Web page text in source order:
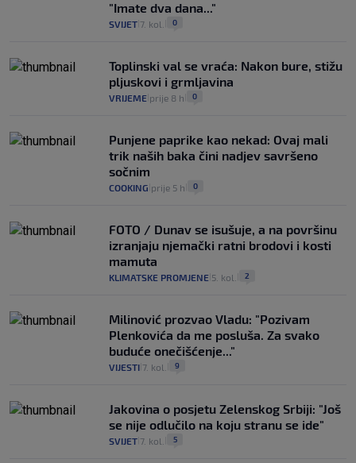
"Imate dva dana..."
SVIJET 7. kol. 0
Toplinski val se vraća: Nakon bure, stižu
pljuskovi i grmljavina
VRIJEME prije 8 h 0
Punjene paprike kao nekad: Ovaj mali
trik naših baka čini nadjev savršeno
sočnim
COOKING prije 5 h 0
FOTO / Dunav se isušuje, a na površinu
izranjaju njemački ratni brodovi i kosti
mamuta
KLIMATSKE PROMJENE 5. kol. 2
Milinović prozvao Vladu: "Pozivam
Plenkovića da me posluša. Za svako
buduće onečišćenje..."
VIJESTI 7. kol. 9
Jakovina o posjetu Zelenskog Srbiji: "Još
se nije odlučilo na koju stranu se ide"
SVIJET 7. kol. 5